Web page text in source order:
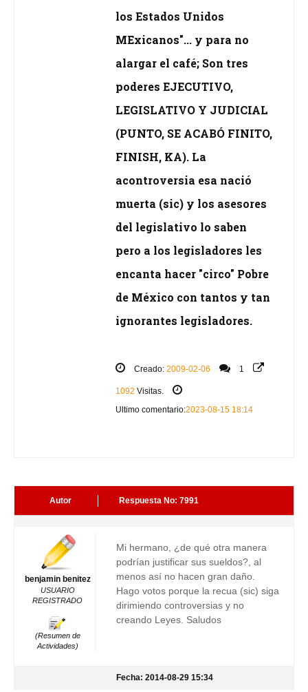
los Estados Unidos
MExicanos"... y para no
alargar el café; Son tres
poderes EJECUTIVO,
LEGISLATIVO Y JUDICIAL
(PUNTO, SE ACABÓ FINITO,
FINISH, KA). La
acontroversia esa nació
muerta (sic) y los asesores
del legislativo lo saben
pero a los legisladores les
encanta hacer "circo" Pobre
de México con tantos y tan
ignorantes legisladores.
Creado: 2009-02-06 1
1092 Visitas.
Ultimo comentario:2023-08-15 18:14
Autor Respuesta No: 7991
benjamin benitez
USUARIO
REGISTRADO
(Resumen de
Actividades)
Mi hermano, ¿de qué otra manera
podrían justificar sus sueldos?, al
menos así no hacen gran daño.
Hago votos porque la recua (sic) siga
dirimiendo controversias y no
creando Leyes. Saludos
Fecha: 2014-08-29 15:34